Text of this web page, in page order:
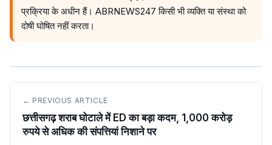
प्रक्रिया के अधीन हैं। ABRNEWS247 किसी भी व्यक्ति या संस्था को
दोषी घोषित नहीं करता।
← PREVIOUS ARTICLE
छत्तीसगढ़ शराब घोटाले में ED का बड़ा कदम, 1,000 करोड़
रुपये से अधिक की संपत्तियां निशाने पर